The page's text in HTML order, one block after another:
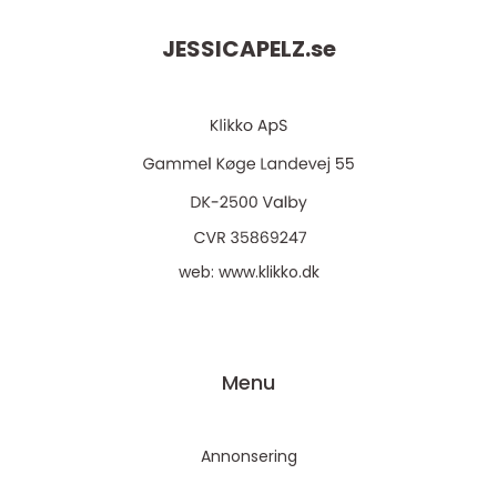
JESSICAPELZ.se
web: www.klikko.dk
Menu
Annonsering